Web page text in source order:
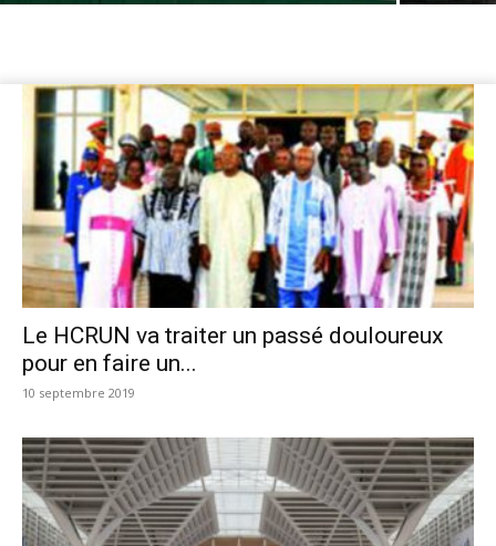
Le HCRUN va traiter un passé douloureux
pour en faire un...
10 septembre 2019